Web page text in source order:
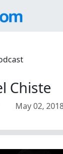
Chiste
May 02,